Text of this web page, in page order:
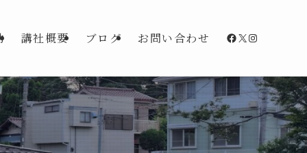
講社概要 ブログ お問い合わせ Facebook
X